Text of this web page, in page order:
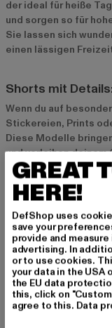
der ideal für heiße
und sorgen so für
Sie lassen sich
einen lässigen
Shorts mit
Wenn du auf
Stickereien, Prints
Diese Modelle
und verleihen deinem
florale Muster, coole
Shorts setzt du
Styling-Tipps für
Casual Look mit
Für einen
Shorts am besten
ist bequem und
Sonnenbrille und
GREAT
HERE!
DefShop uses
save your
provide and
advertising. In
or to use cookies.
your data in the USA
the EU data
this, click on
agree to this. Data